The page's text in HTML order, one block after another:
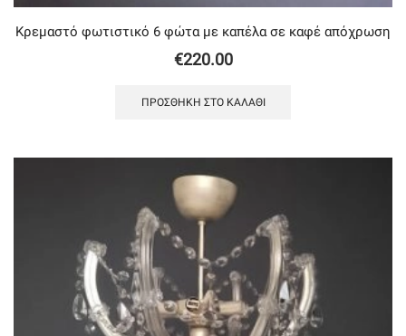
Κρεμαστό φωτιστικό 6 φώτα με καπέλα σε καφέ απόχρωση
€220.00
ΠΡΟΣΘΉΚΗ ΣΤΟ ΚΑΛΆΘΙ